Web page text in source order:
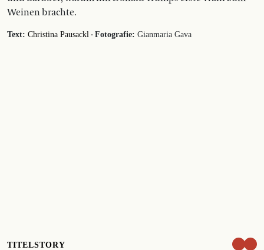
Weinen brachte.
Text: Christina Pausackl · Fotografie: Gianmaria Gava
TITELSTORY